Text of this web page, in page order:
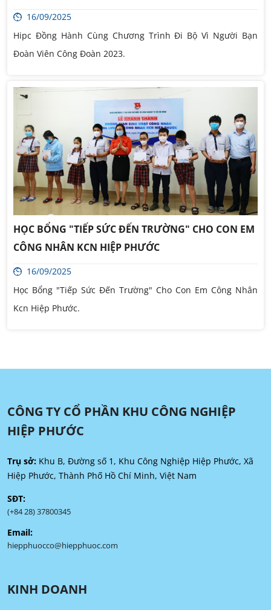
16/09/2025
Hipc Đồng Hành Cùng Chương Trình Đi Bộ Vì Người Bạn
Đoàn Viên Công Đoàn 2023.
HỌC BỔNG "TIẾP SỨC ĐẾN TRƯỜNG" CHO CON EM
CÔNG NHÂN KCN HIỆP PHƯỚC
16/09/2025
Học Bổng "Tiếp Sức Đến Trường" Cho Con Em Công Nhân
Kcn Hiệp Phước.
CÔNG TY CỔ PHẦN KHU CÔNG NGHIỆP
HIỆP PHƯỚC
Trụ sở: Khu B, Đường số 1, Khu Công Nghiệp Hiệp Phước, Xã
Hiệp Phước, Thành Phố Hồ Chí Minh, Việt Nam
SĐT:
(+84 28) 37800345
Email:
hiepphuocco@hiepphuoc.com
KINH DOANH